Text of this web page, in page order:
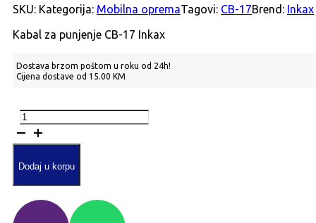
SKU: Kategorija: Mobilna opremaTagovi: CB-17Brend: Inkax
Kabal za punjenje CB-17 Inkax
Dostava brzom poštom u roku od 24h!
Cijena dostave od 15.00 KM
CB-
17
Inkax
zaDodaj u korpu